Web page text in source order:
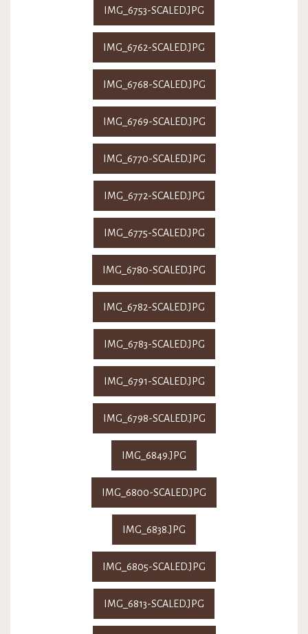
IMG_6753-SCALED.JPG
IMG_6762-SCALED.JPG
IMG_6768-SCALED.JPG
IMG_6769-SCALED.JPG
IMG_6770-SCALED.JPG
IMG_6772-SCALED.JPG
IMG_6775-SCALED.JPG
IMG_6780-SCALED.JPG
IMG_6782-SCALED.JPG
IMG_6783-SCALED.JPG
IMG_6791-SCALED.JPG
IMG_6798-SCALED.JPG
IMG_6849.JPG
IMG_6800-SCALED.JPG
IMG_6838.JPG
IMG_6805-SCALED.JPG
IMG_6813-SCALED.JPG